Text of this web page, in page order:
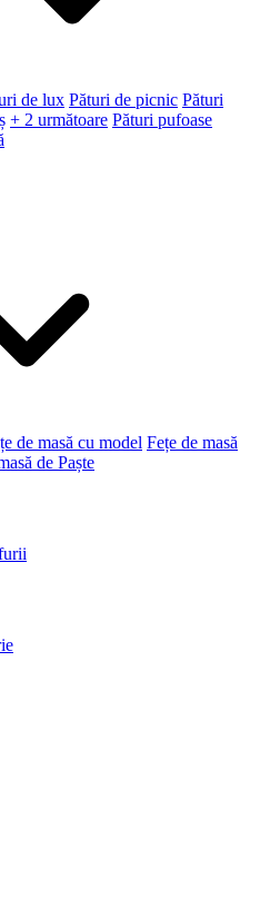
de lux Pături de picnic Pături
+ 2 următoare Pături pufoase
de masă cu model Fețe de masă
de Paște​